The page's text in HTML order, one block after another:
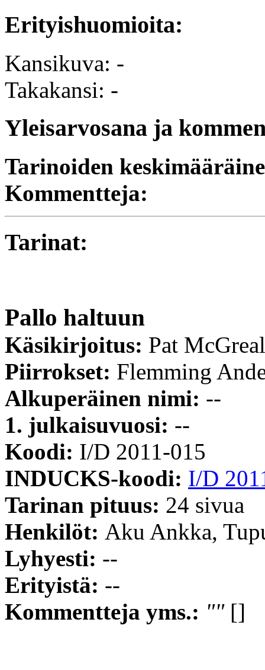
Erityishuomioita:
Kansikuva: -
Takakansi: -
Yleisarvosana ja
Tarinoiden
Kommentteja:
Tarinat:
Pallo haltuun
Käsikirjoitus: Pat
Piirrokset: Flemming
Alkuperäinen nimi: --
1. julkaisuvuosi: --
Koodi: I/D 2011-015
INDUCKS-koodi: I/D
Tarinan pituus: 24 sivua
Henkilöt: Aku Ankka,
Lyhyesti: --
Erityistä: --
Kommentteja yms.: ""[]